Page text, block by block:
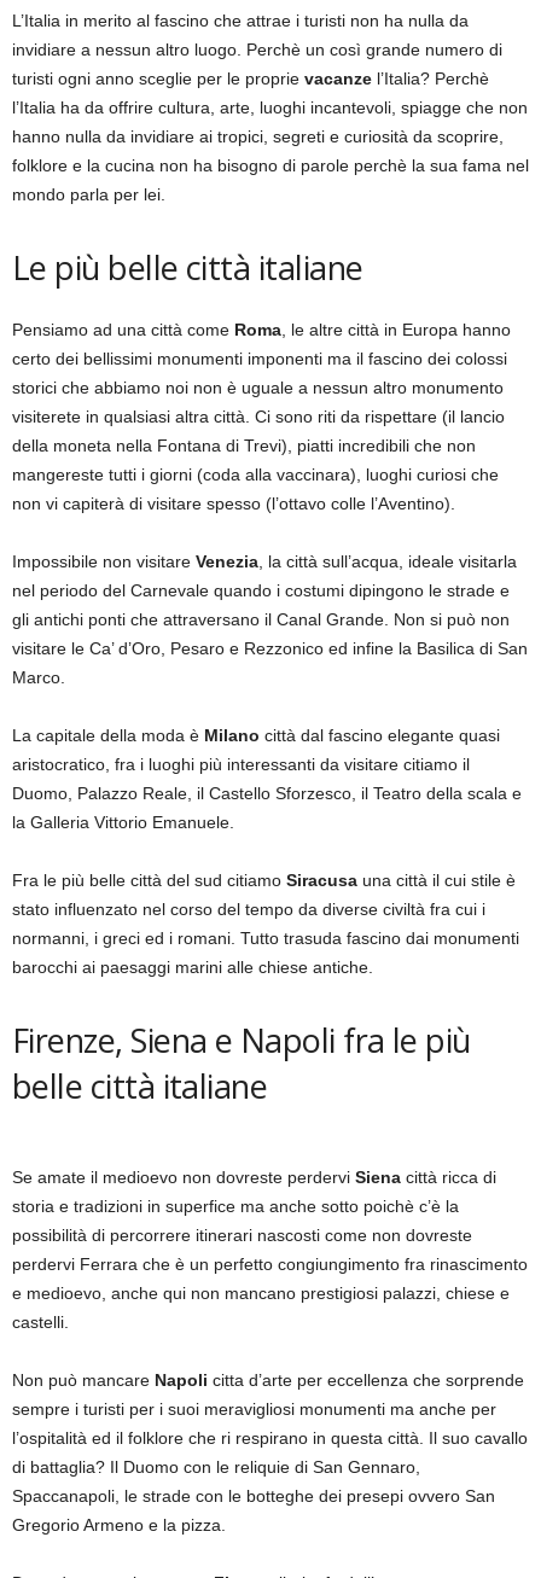
L’Italia in merito al fascino che attrae i turisti non ha nulla da
invidiare a nessun altro luogo. Perchè un così grande numero di
turisti ogni anno sceglie per le proprie vacanze l’Italia? Perchè
l’Italia ha da offrire cultura, arte, luoghi incantevoli, spiagge che non
hanno nulla da invidiare ai tropici, segreti e curiosità da scoprire,
folklore e la cucina non ha bisogno di parole perchè la sua fama nel
mondo parla per lei.
Le più belle città italiane
Pensiamo ad una città come Roma , le altre città in Europa hanno
certo dei bellissimi monumenti imponenti ma il fascino dei colossi
storici che abbiamo noi non è uguale a nessun altro monumento
visiterete in qualsiasi altra città. Ci sono riti da rispettare (il lancio
della moneta nella Fontana di Trevi), piatti incredibili che non
mangereste tutti i giorni (coda alla vaccinara), luoghi curiosi che
non vi capiterà di visitare spesso (l’ottavo colle l’Aventino).
Impossibile non visitare Venezia , la città sull’acqua, ideale visitarla
nel periodo del Carnevale quando i costumi dipingono le strade e
gli antichi ponti che attraversano il Canal Grande. Non si può non
visitare le Ca’ d’Oro, Pesaro e Rezzonico ed infine la Basilica di San
Marco.
La capitale della moda è Milano città dal fascino elegante quasi
aristocratico, fra i luoghi più interessanti da visitare citiamo il
Duomo, Palazzo Reale, il Castello Sforzesco, il Teatro della scala e
la Galleria Vittorio Emanuele.
Fra le più belle città del sud citiamo Siracusa una città il cui stile è
stato influenzato nel corso del tempo da diverse civiltà fra cui i
normanni, i greci ed i romani. Tutto trasuda fascino dai monumenti
barocchi ai paesaggi marini alle chiese antiche.
Firenze, Siena e Napoli fra le più
belle città italiane
Se amate il medioevo non dovreste perdervi Siena città ricca di
storia e tradizioni in superfice ma anche sotto poichè c’è la
possibilità di percorrere itinerari nascosti come non dovreste
perdervi Ferrara che è un perfetto congiungimento fra rinascimento
e medioevo, anche qui non mancano prestigiosi palazzi, chiese e
castelli.
Non può mancare Napoli citta d’arte per eccellenza che sorprende
sempre i turisti per i suoi meravigliosi monumenti ma anche per
l’ospitalità ed il folklore che ri respirano in questa città. Il suo cavallo
di battaglia? Il Duomo con le reliquie di San Gennaro,
Spaccanapoli, le strade con le botteghe dei presepi ovvero San
Gregorio Armeno e la pizza.